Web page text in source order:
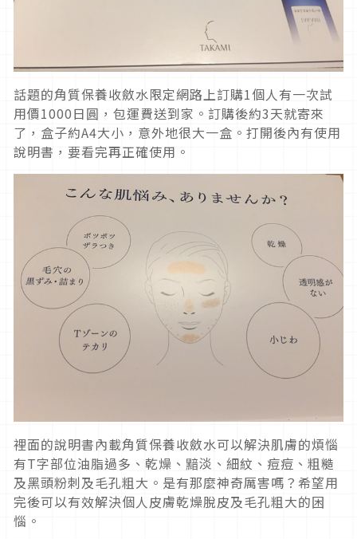
話題的角質保養收斂水限定網路上訂購1個人有一次試
用價1000日圓，包運費送到家。訂購後約3天就寄來
了，盒子約A4大小，意外地很大一盒。打開後內有使用
說明書，要看完再正確使用。
裡面的說明書內載角質保養收斂水可以解決肌膚的煩惱
有T字部位油脂過多、乾燥、黯淡、細紋、痘痘、粗糙
及黑頭粉刺及毛孔粗大。是有那麼神奇厲害嗎？希望用
完後可以有效解決個人皮膚乾燥脫皮及毛孔粗大的困
惱。